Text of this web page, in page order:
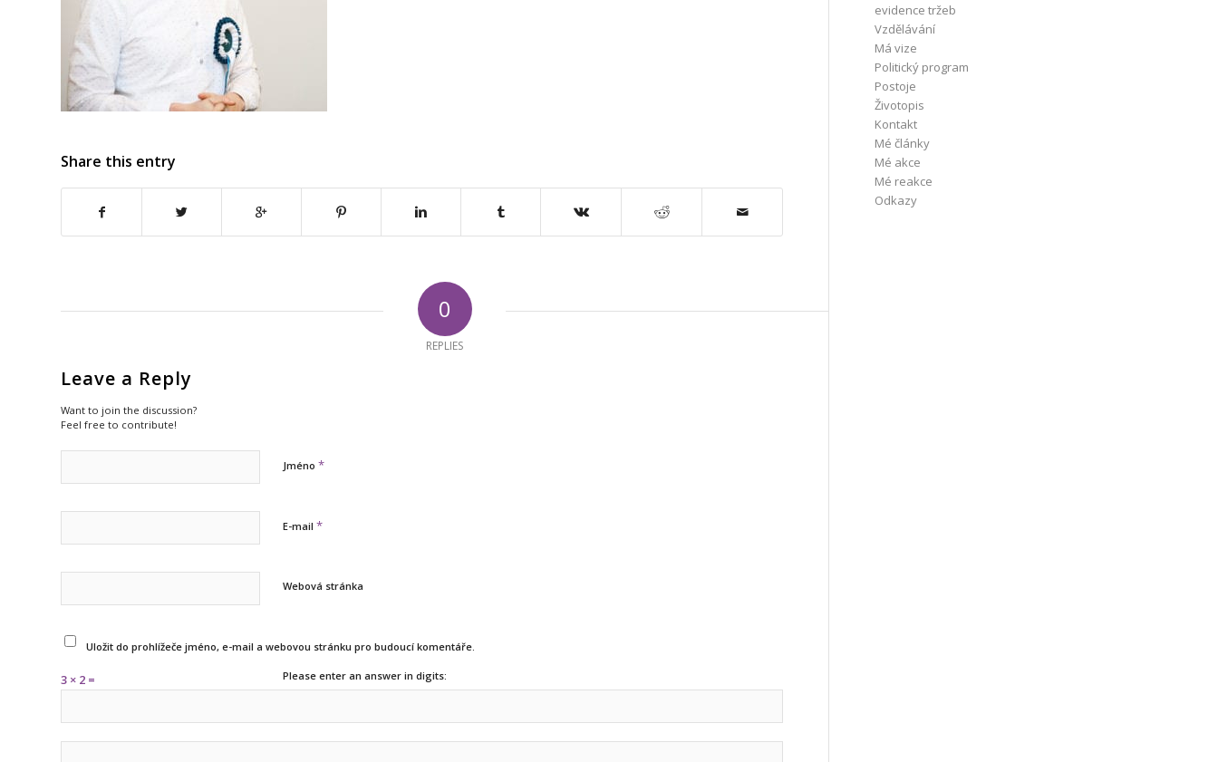
Share this entry
0
REPLIES
Leave a Reply
Want to join the discussion?
Feel free to contribute!
Jméno *
E-mail *
Webová stránka
Uložit do prohlížeče jméno, e-mail a webovou stránku pro budoucí komentáře.
Please enter an answer in digits:
3 × 2 =
evidence tržeb
Vzdělávání
Má vize
Politický program
Postoje
Životopis
Kontakt
Mé články
Mé akce
Mé reakce
Odkazy